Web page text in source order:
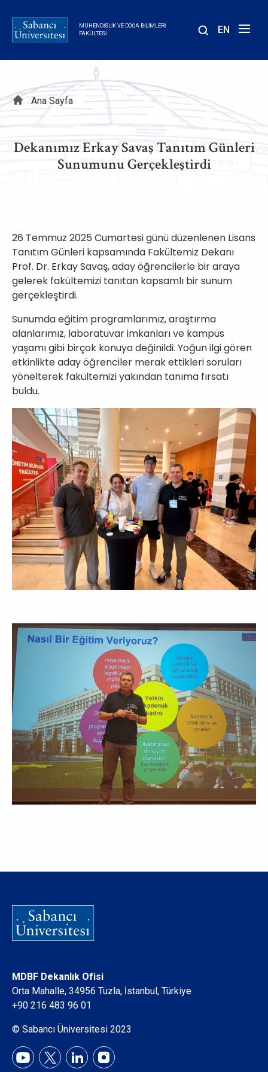
içeriğe
atla
MÜHENDISLIK VE DOĞA BILIMLERI
FAKÜLTESI
EN
Sayfa
yolu
Ana Sayfa
Dekanımız Erkay Savaş Tanıtım Günleri
Sunumunu Gerçekleştirdi
26 Temmuz 2025 Cumartesi günü düzenlenen Lisans
Tanıtım Günleri kapsamında Fakültemiz Dekanı
Prof. Dr. Erkay Savaş, aday öğrencilerle bir araya
gelerek fakültemizi tanıtan kapsamlı bir sunum
gerçekleştirdi.
Sunumda eğitim programlarımız, araştırma
alanlarımız, laboratuvar imkanları ve kampüs
yaşamı gibi birçok konuya değinildi. Yoğun ilgi gören
etkinlikte aday öğrenciler merak ettikleri soruları
yönelterek fakültemizi yakından tanıma fırsatı
buldu.
MDBF Dekanlık Ofisi
Orta Mahalle, 34956 Tuzla, İstanbul, Türkiye
+90 216 483 96 01
© Sabancı Üniversitesi 2023